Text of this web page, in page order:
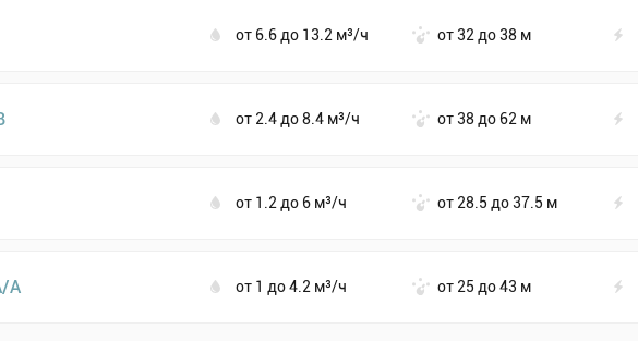
от 6.6 до 13.2 м³/ч от 32 до 38 м
от 2.4 до 8.4 м³/ч от 38 до 62 м
от 1.2 до 6 м³/ч от 28.5 до 37.5 м
A от 1 до 4.2 м³/ч от 25 до 43 м